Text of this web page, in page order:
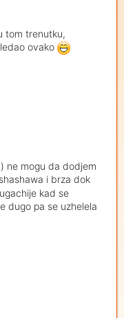
tom trenutku,
ovako
ne mogu da dodjem
i brza dok
kad se
dugo pa se uzhelela